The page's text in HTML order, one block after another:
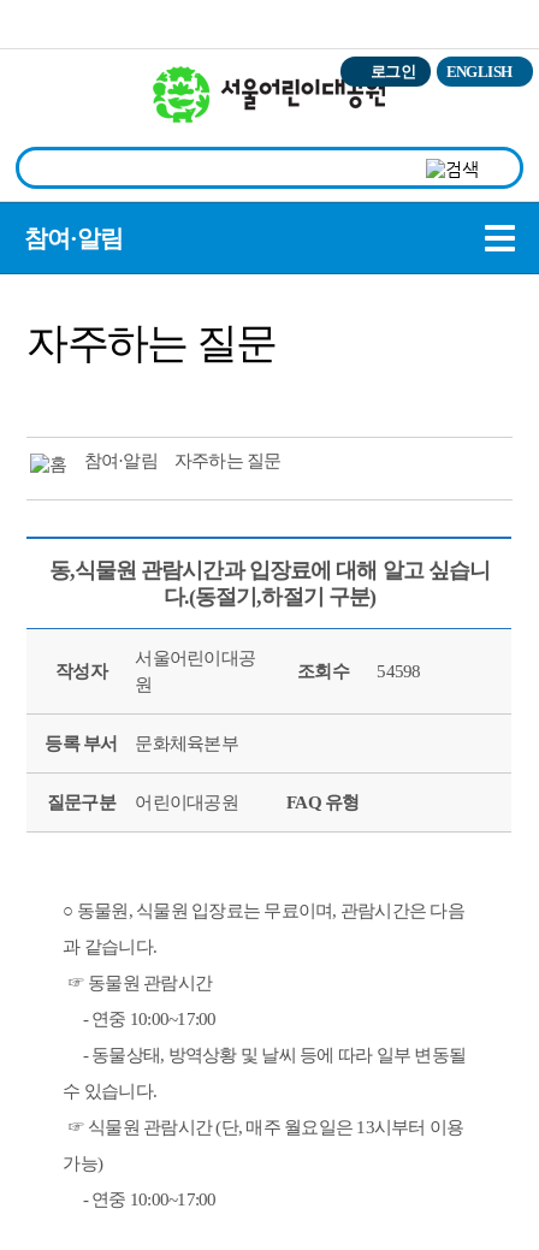
로그인 ENGLISH
참여·알림
자주하는 질문
참여·알림 자주하는 질문
동,식물원 관람시간과 입장료에 대해 알고 싶습니
다.(동절기,하절기 구분)
작성자
서울어린이대공
원
조회수 54598
등록 부서 문화체육본부
질문구분 어린이대공원 FAQ 유형
○ 동물원, 식물원 입장료는 무료이며, 관람시간은 다음
과 같습니다.
☞ 동물원 관람시간
- 연중 10:00~17:00
- 동물상태, 방역상황 및 날씨 등에 따라 일부 변동될
수 있습니다.
☞ 식물원 관람시간 (단, 매주 월요일은 13시부터 이용
가능)
- 연중 10:00~17:00